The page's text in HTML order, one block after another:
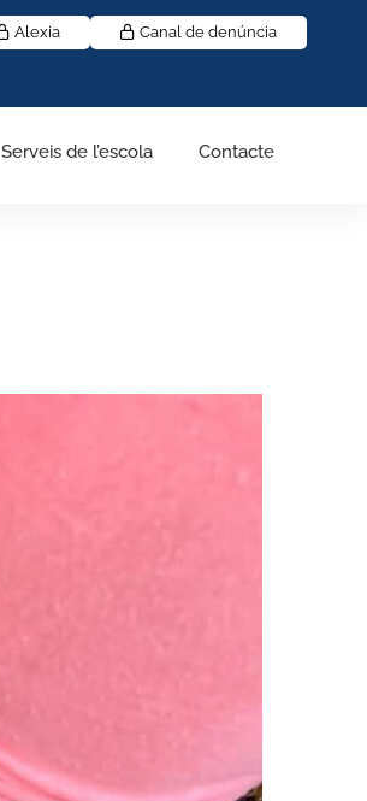
Alexia Canal de denúncia
Serveis de l’escola Contacte